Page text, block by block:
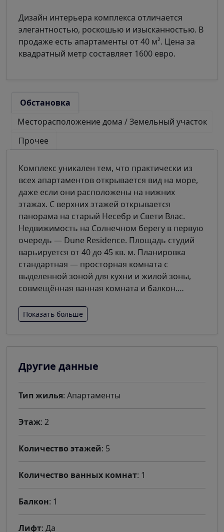
Дизайн интерьера комплекса отличается
элегантностью, роскошью и изысканностью. В
продаже есть апартаменты от 40 м². Цена за
квадратный метр составляет 1600 евро.
Обстановка
Месторасположение дома / Земельный участок
Прочее
Комплекс уникален тем, что практически из
всех апартаментов открывается вид на море,
даже если они расположены на нижних
этажах. С верхних этажей открывается
панорама на старый Несебр и Свети Влас.
Недвижимость на Солнечном берегу в первую
очередь — Dune Residence. Площадь студий
варьируется от 40 до 45 кв. м. Планировка
стандартная — просторная комната с
выделенной зоной для кухни и жилой зоны,
совмещённая ванная комната и балкон.…
Показать больше
Другие данные
Тип жилья: Апартаменты
Этаж: 2
Количество этажей: 5
Количество ванных комнат: 1
Балкон: 1
Лифт: Да